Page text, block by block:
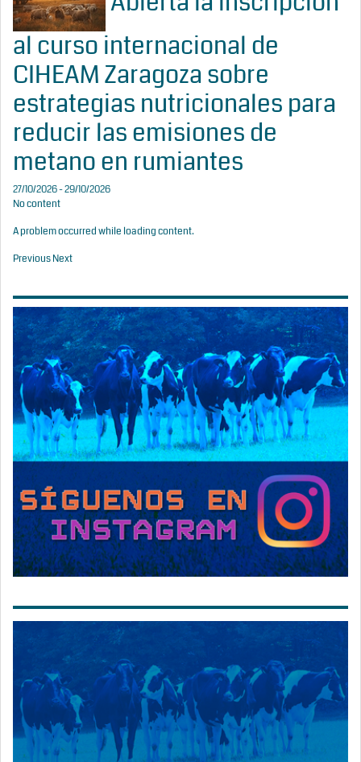
al curso internacional de
CIHEAM Zaragoza sobre
estrategias nutricionales para
reducir las emisiones de
metano en rumiantes
27/10/2026 - 29/10/2026
No content
A problem occurred while loading content.
PreviousNext